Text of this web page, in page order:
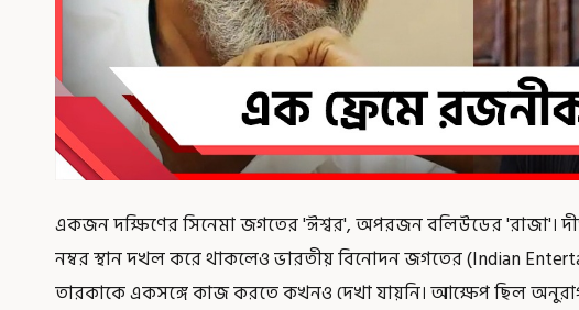
একজন দক্ষিণের সিনেমা জগতের 'ঈশ্বর', অপরজন বলিউডের 'রাজা'।
নম্বর স্থান দখল করে থাকলেও ভারতীয় বিনোদন জগতের (Indian
তারকাকে একসঙ্গে কাজ করতে কখনও দেখা যায়নি। আক্ষেপ ছিল